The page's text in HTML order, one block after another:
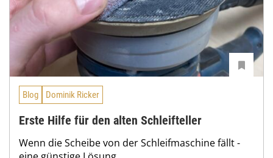
Blog Dominik Ricker
Erste Hilfe für den alten Schleifteller
Wenn die Scheibe von der Schleifmaschine fällt -